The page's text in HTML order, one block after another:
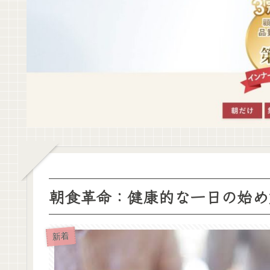
朝食革命：健康的な一日の始
新着